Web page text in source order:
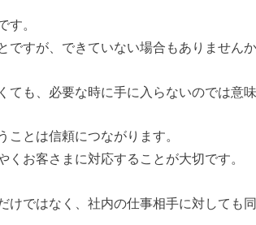
す。
ですが、できていない場合もありません
ても、必要な時に手に入らないのでは意味
ことは信頼につながります。
くお客さまに対応することが大切です。
けではなく、社内の仕事相手に対しても同